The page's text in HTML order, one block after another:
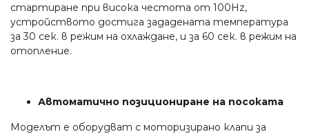
стартиране при висока честота от 100Hz,
устройството достига зададената температура
за 30 сек. в режим на охлаждане, и за 60 сек. в режим на
отопление.
Автоматично позициониране на посоката
Моделът е оборудват с моторизирано клапи за